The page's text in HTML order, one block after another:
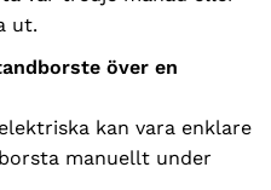
ut.
över en
kan vara enklare
manuellt under